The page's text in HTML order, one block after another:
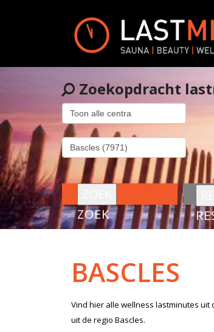
Zoekopdracht
ZOEK
BASCLES
Vind hier alle wellness lastminutes uit
uit de regio Bascles.